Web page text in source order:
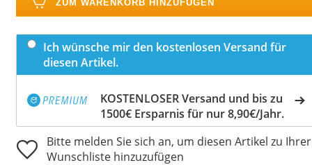
ZUM WARENKORB HINZUFÜGEN
Ich wünsche mir den kostenlosen Versand für
diesen Artikel.
KOSTENLOSER Versand und bis zu
1500€ Ersparnis für nur 8,90€/Jahr.
Bitte melden Sie sich an, um diesen Artikel zu Ihrer
Wunschliste hinzuzufügen